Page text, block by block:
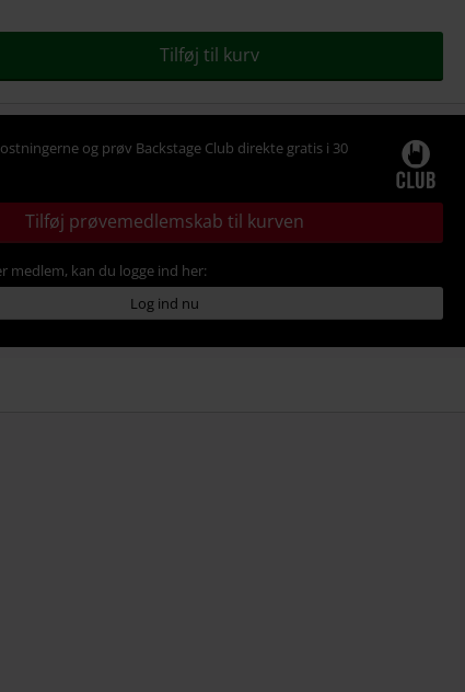
Tilføj til kurv
og prøv Backstage Club direkte gratis i 30
Tilføj prøvemedlemskab til kurven
medlem, kan du logge ind her:
Log ind nu